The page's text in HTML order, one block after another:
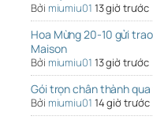
Bởi miumiu01 13 giờ trước
Hoa Mừng 20-10 gửi
Maison
Bởi miumiu01 13 giờ trước
Gói trọn chân thành
Bởi miumiu01 14 giờ trước